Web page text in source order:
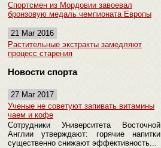
Спортсмен из Мордовии завоевал
бронзовую медаль чемпионата Европы
21 Mar 2016
Растительные экстракты замедляют
процесс старения
Новости спорта
27 Mar 2017
Ученые не советуют запивать витамины
чаем и кофе
Сотрудники Университета Восточной
Англии утверждают: горячие напитки
существенно снижают эффективность...